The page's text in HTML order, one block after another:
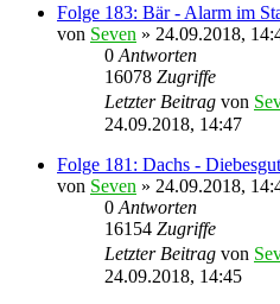
Folge 183: Bär - Alarm im
von Seven » 24.09.2018,
0 Antworten
16078 Zugriffe
Letzter Beitrag von
24.09.2018, 14:47
Folge 181: Dachs -
von Seven » 24.09.2018,
0 Antworten
16154 Zugriffe
Letzter Beitrag von
24.09.2018, 14:45